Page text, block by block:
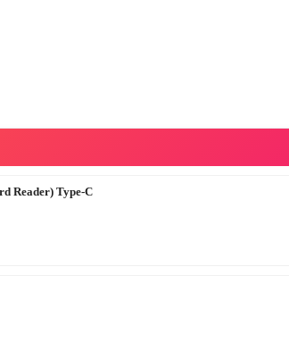
Reader) Type-C